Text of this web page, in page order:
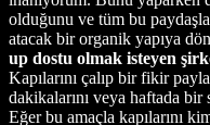
olduğunu ve tüm bu
atacak bir organik yapıya
up dostu olmak isteyen
Kapılarını çalıp bir fikir
dakikalarını veya haftada
Eğer bu amaçla kapılarını